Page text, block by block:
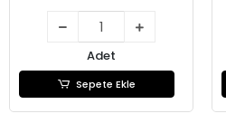
Adet
Sepete Ekle